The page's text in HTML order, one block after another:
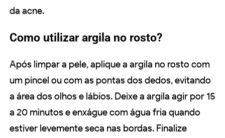
da acne.
Como utilizar argila no rosto?
Após limpar a pele, aplique a argila no rosto com
um pincel ou com as pontas dos dedos, evitando
a área dos olhos e lábios. Deixe a argila agir por 15
a 20 minutos e enxágue com água fria quando
estiver levemente seca nas bordas. Finalize